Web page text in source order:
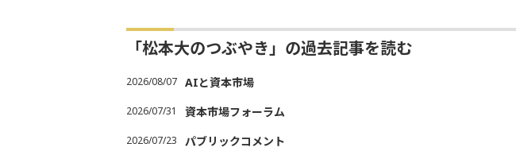
「松本大のつぶやき」の過去記事を読む
2026/08/07 AIと資本市場
2026/07/31 資本市場フォーラム
2026/07/23 パブリックコメント